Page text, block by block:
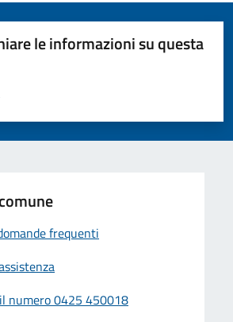
le informazioni su questa
5 stelle su 5
stelle su 5
su 5
5
frequenti
numero 0425 450018